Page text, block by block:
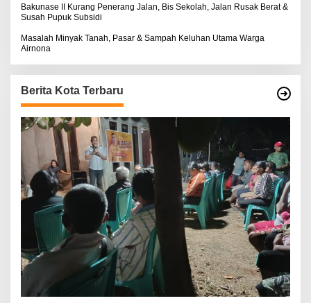
Bakunase II Kurang Penerang Jalan, Bis Sekolah, Jalan Rusak Berat &
Susah Pupuk Subsidi
Masalah Minyak Tanah, Pasar & Sampah Keluhan Utama Warga
Airnona
Berita Kota Terbaru